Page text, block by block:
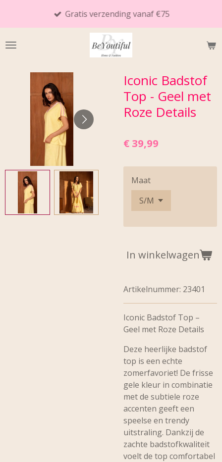
de
Gratis verzending vanaf €75
Iconic Badstof
Top - Geel met
Roze Details
€ 39,99
Maat
In winkelwagen
Artikelnummer: 23401
Iconic Badstof Top –
Geel met Roze Details
Deze heerlijke badstof
top is een echte
zomerfavoriet! De frisse
gele kleur in combinatie
met de subtiele roze
accenten geeft een
speelse en trendy
uitstraling. Dankzij de
zachte badstofkwaliteit
voelt de top comfortabel